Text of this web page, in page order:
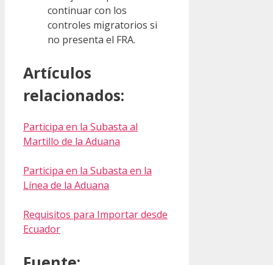
continuar con los
controles migratorios si
no presenta el FRA.
Artículos
relacionados:
Participa en la Subasta al
Martillo de la Aduana
Participa en la Subasta en la
Línea de la Aduana
Requisitos para Importar desde
Ecuador